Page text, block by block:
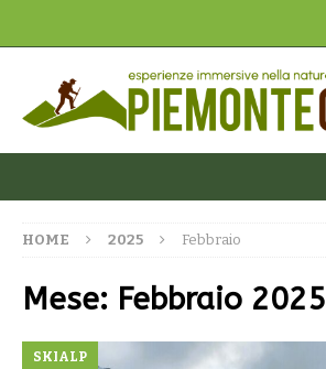
HOME 2025 Febbraio
Mese: Febbraio 2025
SKIALP